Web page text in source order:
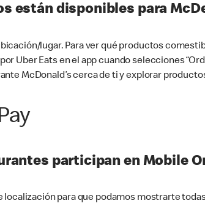
están disponibles para
lugar. Para ver qué productos
Uber Eats en el app cuando selecciones
McDonald’s cerca de ti y explorar
participan en Mobile
localización para que podamos mostrarte